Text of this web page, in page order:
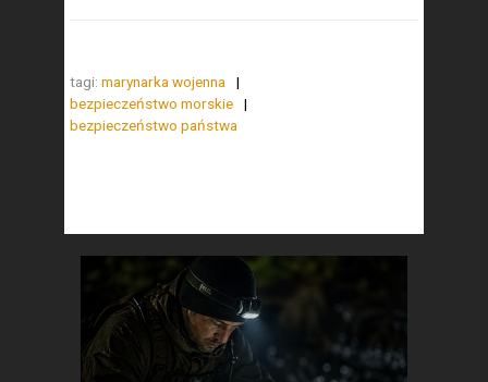
tagi: marynarka wojenna
bezpieczeństwo morskie
bezpieczeństwo państwa